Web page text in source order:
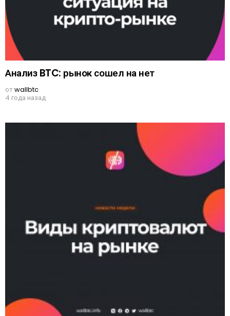
Анализ BTC: рынок сошел на нет
отwallbtc
4 года назад